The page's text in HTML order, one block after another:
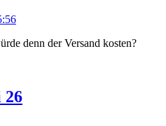
denn der Versand kosten?
26